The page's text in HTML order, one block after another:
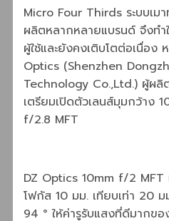
Micro Four Thirds ระบบเ
ผลิตหลากหลายแบรนด์ จึงทำ
ผู้ใช้และยังคงเติบโตต่อเนื่อง
Optics (Shenzhen
Technology Co.,Ltd.) ผู้ผลิ
เตรียมเปิดตัวเลนส์มุมกว้าง
f/2.8 MFT
DZ Optics 10mm f/2 MFT
โฟกัส 10 มม. เทียบเท่า 20
94 ° ให้ค่ารูรับแสงที่ดีมากข